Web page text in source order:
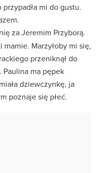
mi do gustu.
za Jeremim Przyborą.
Marzyłoby mi się,
przeniknął do
Paulina ma pępek
dziewczynkę, ja
poznaje się płeć.